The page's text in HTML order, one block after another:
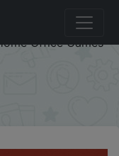
Xiaomi
CPU 2X2 160MHz
Office Games